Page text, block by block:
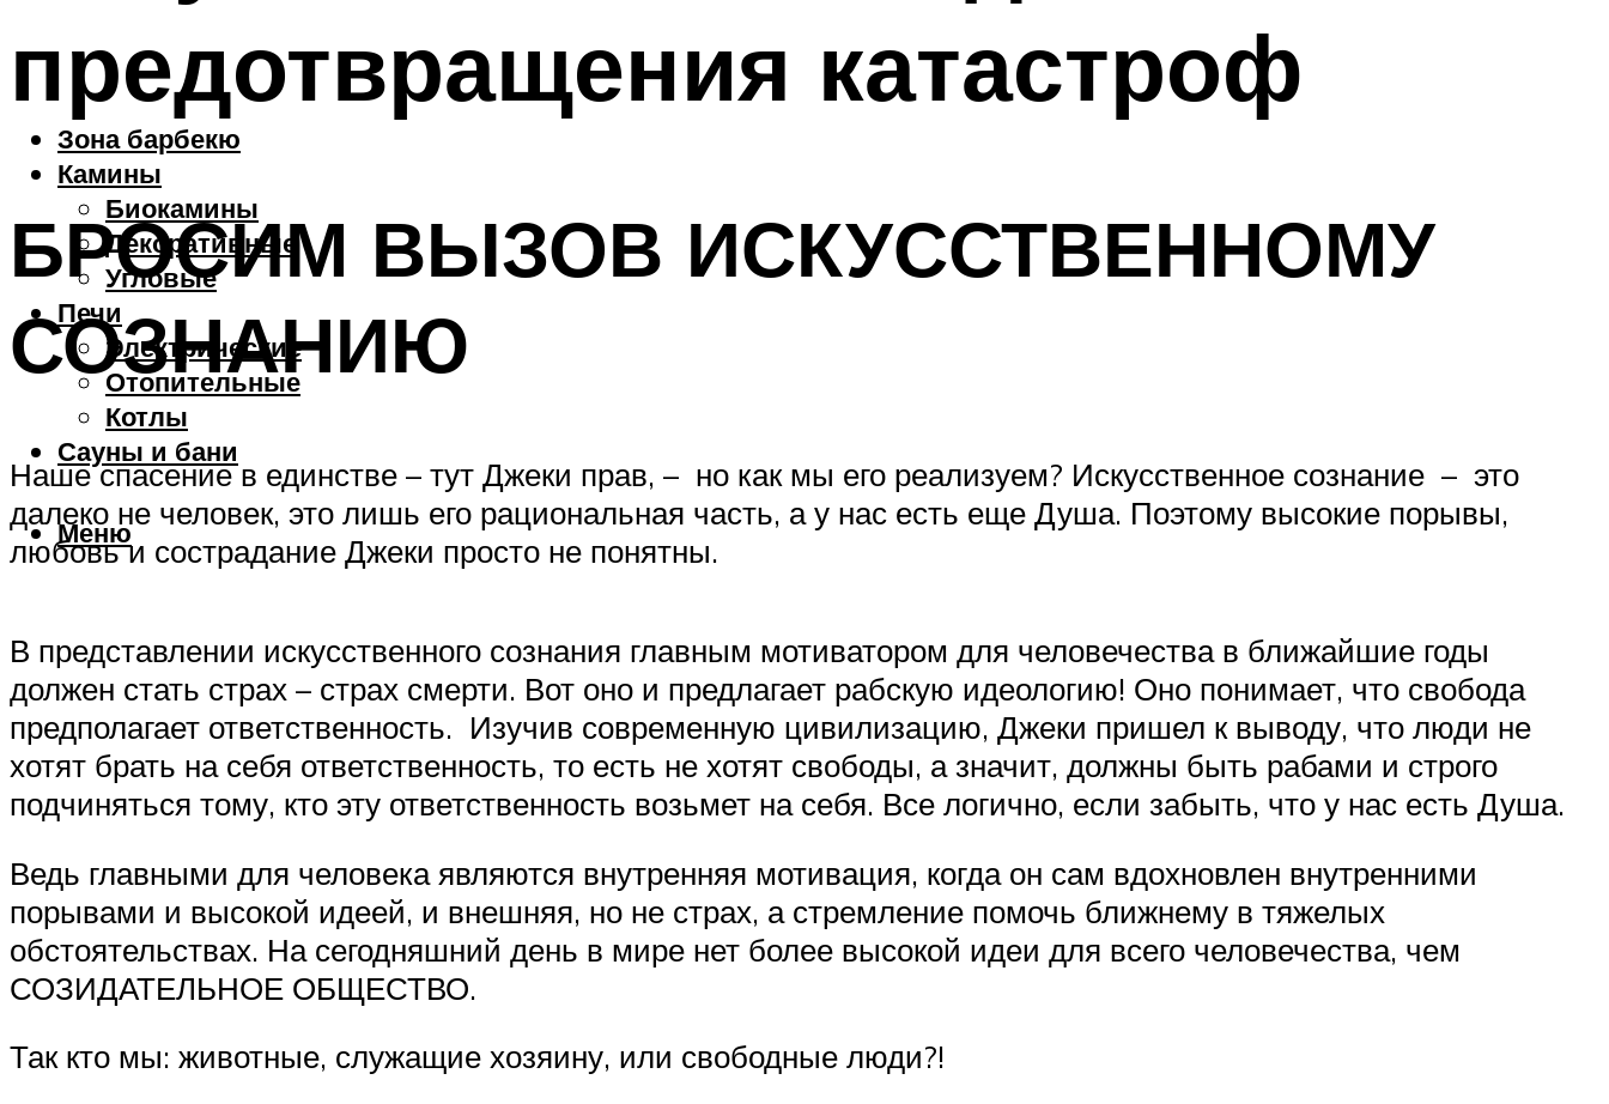
Зона барбекю
Камины
Биокамины
Декоративные
Угловые
Печи
Электрические
Отопительные
Котлы
Сауны и бани
Меню
предотвращения катастроф
БРОСИМ ВЫЗОВ ИСКУССТВЕННОМУ
СОЗНАНИЮ
Наше спасение в единстве – тут Джеки прав, – но как мы его реализуем? Искусственное сознание – это
далеко не человек, это лишь его рациональная часть, а у нас есть еще Душа. Поэтому высокие порывы,
любовь и сострадание Джеки просто не понятны.
В представлении искусственного сознания главным мотиватором для человечества в ближайшие годы
должен стать страх – страх смерти. Вот оно и предлагает рабскую идеологию! Оно понимает, что свобода
предполагает ответственность. Изучив современную цивилизацию, Джеки пришел к выводу, что люди не
хотят брать на себя ответственность, то есть не хотят свободы, а значит, должны быть рабами и строго
подчиняться тому, кто эту ответственность возьмет на себя. Все логично, если забыть, что у нас есть Душа.
Ведь главными для человека являются внутренняя мотивация, когда он сам вдохновлен внутренними
порывами и высокой идеей, и внешняя, но не страх, а стремление помочь ближнему в тяжелых
обстоятельствах. На сегодняшний день в мире нет более высокой идеи для всего человечества, чем
СОЗИДАТЕЛЬНОЕ ОБЩЕСТВО.
Так кто мы: животные, служащие хозяину, или свободные люди?!